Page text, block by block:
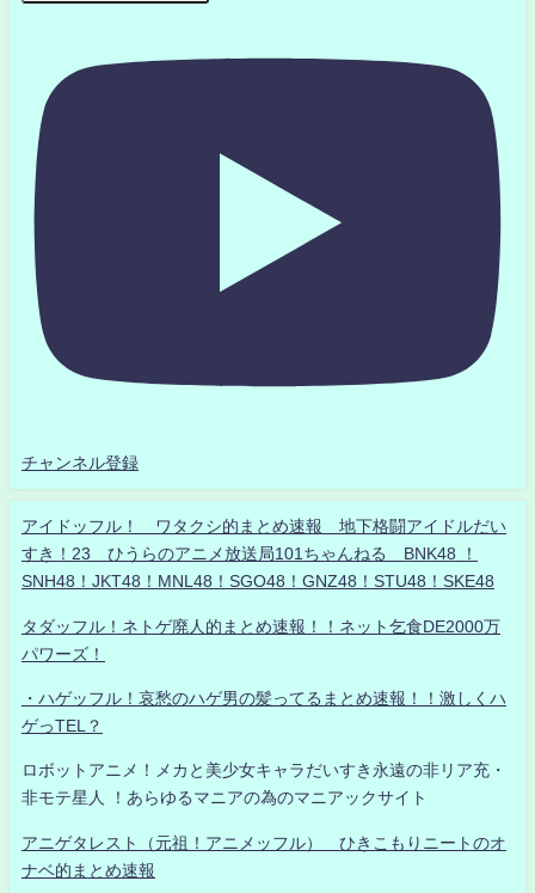
チャンネル登録
アイドッフル！ ワタクシ的まとめ速報 地下格闘アイドルだい
すき！23 ひうらのアニメ放送局101ちゃんねる BNK48 ！
SNH48！JKT48！MNL48！SGO48！GNZ48！STU48！SKE48
タダッフル！ネトゲ廃人的まとめ速報！！ネット乞食DE2000万
パワーズ！
・ハゲッフル！哀愁のハゲ男の髪ってるまとめ速報！！激しくハ
ゲっTEL？
ロボットアニメ！メカと美少女キャラだいすき永遠の非リア充・
非モテ星人 ！あらゆるマニアの為のマニアックサイト
アニゲタレスト（元祖！アニメッフル） ひきこもりニートのオ
ナベ的まとめ速報